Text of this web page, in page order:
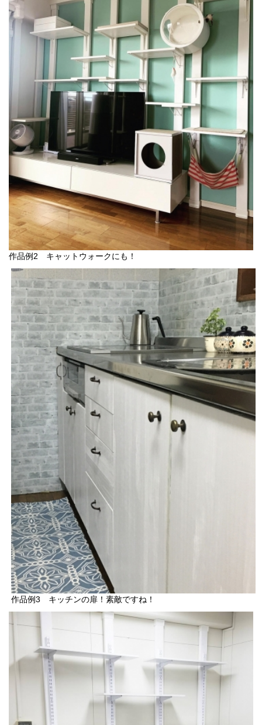
作品例2 キャットウォークにも！
作品例3 キッチンの扉！素敵ですね！